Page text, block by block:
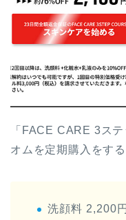
「FACE CARE 3ス
オムを定期購入をす
洗顔料 2,200円